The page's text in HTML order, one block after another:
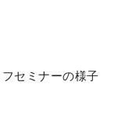
セミナーの様子